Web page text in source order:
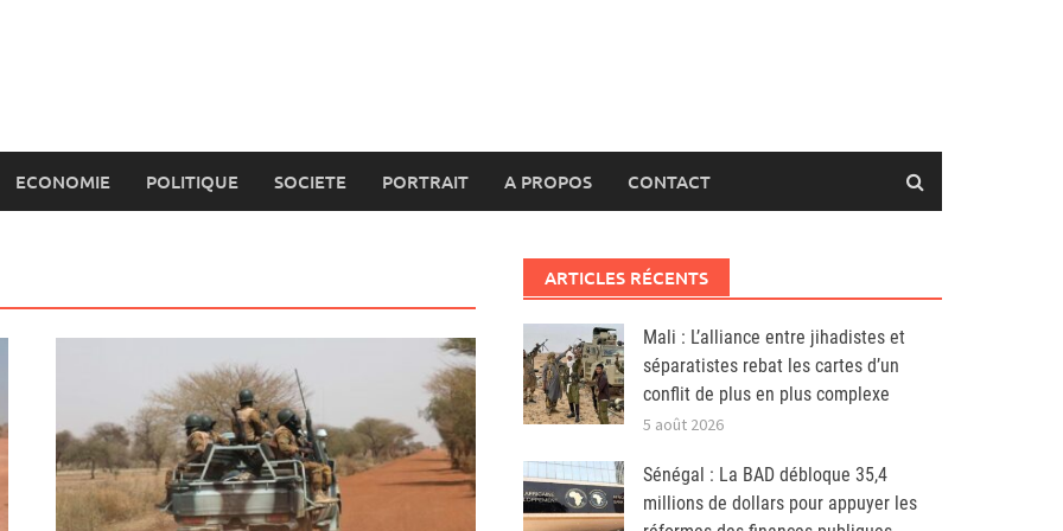
ECONOMIE POLITIQUE SOCIETE PORTRAIT A PROPOS CONTACT
ARTICLES RÉCENTS
Mali : L’alliance entre jihadistes et
séparatistes rebat les cartes d’un
conflit de plus en plus complexe
5 août 2026
Sénégal : La BAD débloque 35,4
millions de dollars pour appuyer les